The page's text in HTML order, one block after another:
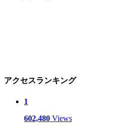
アクセスランキング
1
602,480 Views